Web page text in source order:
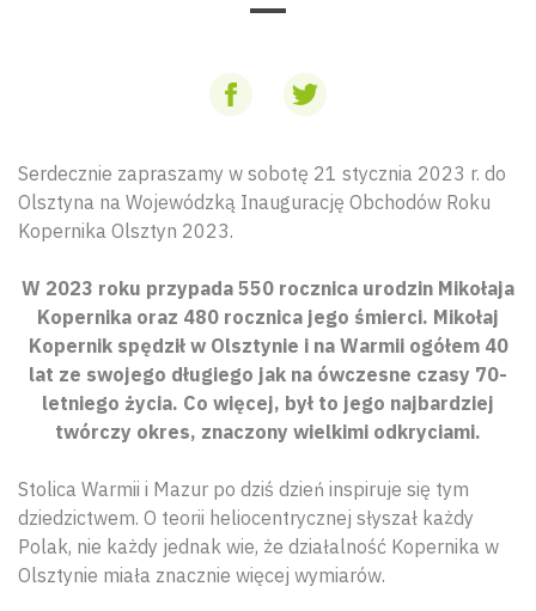
Serdecznie zapraszamy w sobotę 21 stycznia 2023 r. do
Olsztyna na Wojewódzką Inaugurację Obchodów Roku
Kopernika Olsztyn 2023.
W 2023 roku przypada 550 rocznica urodzin Mikołaja
Kopernika oraz 480 rocznica jego śmierci. Mikołaj
Kopernik spędził w Olsztynie i na Warmii ogółem 40
lat ze swojego długiego jak na ówczesne czasy 70-
letniego życia. Co więcej, był to jego najbardziej
twórczy okres, znaczony wielkimi odkryciami.
Stolica Warmii i Mazur po dziś dzień inspiruje się tym
dziedzictwem. O teorii heliocentrycznej słyszał każdy
Polak, nie każdy jednak wie, że działalność Kopernika w
Olsztynie miała znacznie więcej wymiarów.